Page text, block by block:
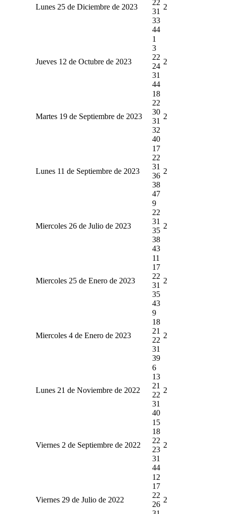
Lunes 25 de Diciembre de 2023
22
31
33
44
2
Jueves 12 de Octubre de 2023
1
3
22
24
31
44
2
Martes 19 de Septiembre de 2023
18
22
30
31
32
40
2
Lunes 11 de Septiembre de 2023
17
22
31
36
38
47
2
Miercoles 26 de Julio de 2023
9
22
31
35
38
43
2
Miercoles 25 de Enero de 2023
11
17
22
31
35
43
2
Miercoles 4 de Enero de 2023
9
18
21
22
31
39
2
Lunes 21 de Noviembre de 2022
6
13
21
22
31
40
2
Viernes 2 de Septiembre de 2022
15
18
22
23
31
44
2
Viernes 29 de Julio de 2022
12
17
22
26
2